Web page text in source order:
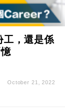
工，還是係
October 21, 2022